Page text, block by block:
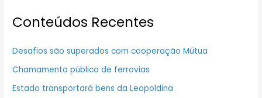
Conteúdos Recentes
Desafios são superados com cooperação Mútua
Chamamento público de ferrovias
Estado transportará bens da Leopoldina